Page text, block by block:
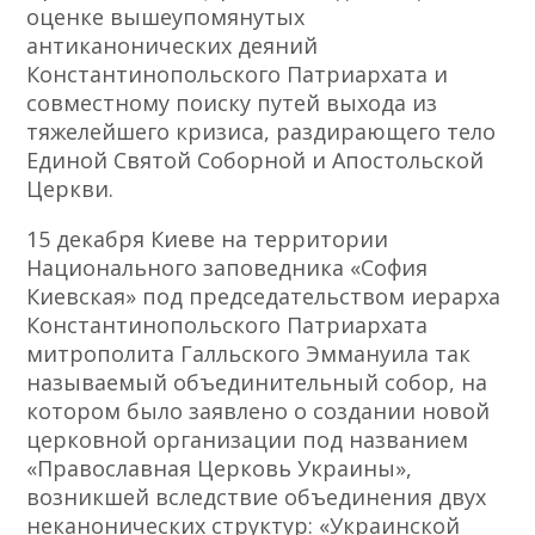
оценке вышеупомянутых
антиканонических деяний
Константинопольского Патриархата и
совместному поиску путей выхода из
тяжелейшего кризиса, раздирающего тело
Единой Святой Соборной и Апостольской
Церкви.
15 декабря Киеве на территории
Национального заповедника «София
Киевская» под председательством иерарха
Константинопольского Патриархата
митрополита Галльского Эммануила так
называемый объединительный собор, на
котором было заявлено о создании новой
церковной организации под названием
«Православная Церковь Украины»,
возникшей вследствие объединения двух
неканонических структур: «Украинской